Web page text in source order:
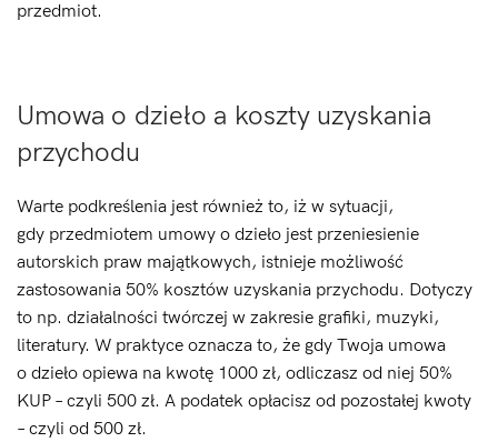
przedmiot.
Umowa o dzieło a koszty uzyskania
przychodu
Warte podkreślenia jest również to, iż w sytuacji,
gdy przedmiotem umowy o dzieło jest przeniesienie
autorskich praw majątkowych, istnieje możliwość
zastosowania 50% kosztów uzyskania przychodu. Dotyczy
to np. działalności twórczej w zakresie grafiki, muzyki,
literatury. W praktyce oznacza to, że gdy Twoja umowa
o dzieło opiewa na kwotę 1000 zł, odliczasz od niej 50%
KUP – czyli 500 zł. A podatek opłacisz od pozostałej kwoty
– czyli od 500 zł.